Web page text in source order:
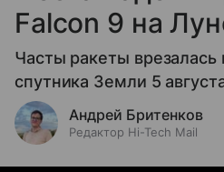
Falcon 9 на
Часты ракеты врезалась
спутника Земли 5
Андрей Бритенков
Редактор Hi-Tech Mail